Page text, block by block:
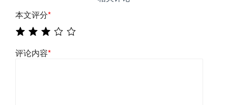
本文评分*
评论内容*